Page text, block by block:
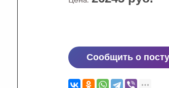
Сообщить о